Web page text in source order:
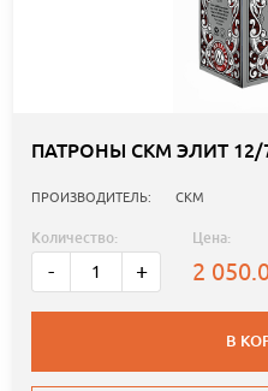
ПАТРОНЫ СКМ ЭЛИТ 12/
ПРОИЗВОДИТЕЛЬ: СКМ
Количество:
- +
Цена:
2
В